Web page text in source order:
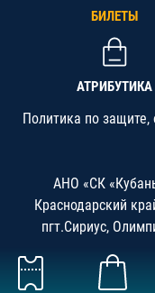
БИЛЕТЫ
АТРИБУТИКА
Политика по
АНО «СК
Краснодарский
пгт.Сириус,